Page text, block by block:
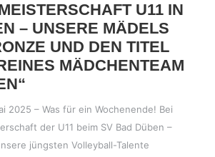
U11 IN
– UNSERE MÄDELS
UND DEN TITEL
MÄDCHENTEAM
2025 – Was für ein Wochenende! Bei
der U11 beim SV Bad Düben –
jüngsten Volleyball-Talente